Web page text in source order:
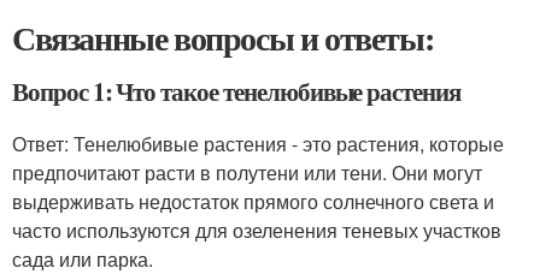
Связанные вопросы и ответы:
Вопрос 1: Что такое тенелюбивые растения
Ответ: Тенелюбивые растения - это растения, которые
предпочитают расти в полутени или тени. Они могут
выдерживать недостаток прямого солнечного света и
часто используются для озеленения теневых участков
сада или парка.